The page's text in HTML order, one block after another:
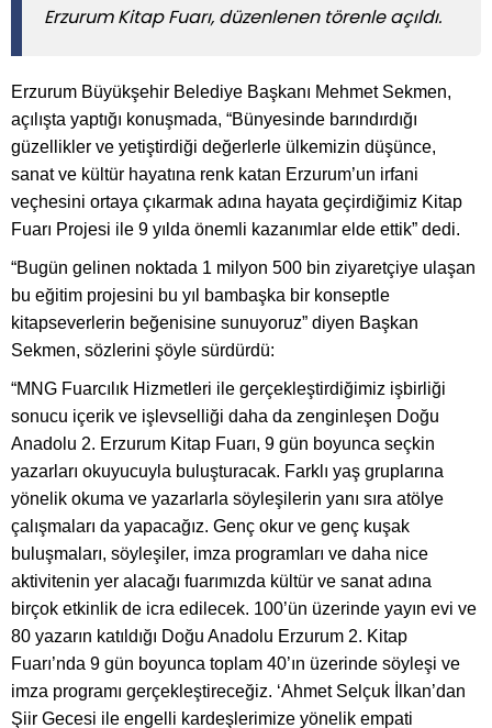
Erzurum Kitap Fuarı, düzenlenen törenle açıldı.
Erzurum Büyükşehir Belediye Başkanı Mehmet Sekmen,
açılışta yaptığı konuşmada, “Bünyesinde barındırdığı
güzellikler ve yetiştirdiği değerlerle ülkemizin düşünce,
sanat ve kültür hayatına renk katan Erzurum’un irfani
veçhesini ortaya çıkarmak adına hayata geçirdiğimiz Kitap
Fuarı Projesi ile 9 yılda önemli kazanımlar elde ettik” dedi.
“Bugün gelinen noktada 1 milyon 500 bin ziyaretçiye ulaşan
bu eğitim projesini bu yıl bambaşka bir konseptle
kitapseverlerin beğenisine sunuyoruz” diyen Başkan
Sekmen, sözlerini şöyle sürdürdü:
“MNG Fuarcılık Hizmetleri ile gerçekleştirdiğimiz işbirliği
sonucu içerik ve işlevselliği daha da zenginleşen Doğu
Anadolu 2. Erzurum Kitap Fuarı, 9 gün boyunca seçkin
yazarları okuyucuyla buluşturacak. Farklı yaş gruplarına
yönelik okuma ve yazarlarla söyleşilerin yanı sıra atölye
çalışmaları da yapacağız. Genç okur ve genç kuşak
buluşmaları, söyleşiler, imza programları ve daha nice
aktivitenin yer alacağı fuarımızda kültür ve sanat adına
birçok etkinlik de icra edilecek. 100’ün üzerinde yayın evi ve
80 yazarın katıldığı Doğu Anadolu Erzurum 2. Kitap
Fuarı’nda 9 gün boyunca toplam 40’ın üzerinde söyleşi ve
imza programı gerçekleştireceğiz. ‘Ahmet Selçuk İlkan’dan
Şiir Gecesi ile engelli kardeşlerimize yönelik empati